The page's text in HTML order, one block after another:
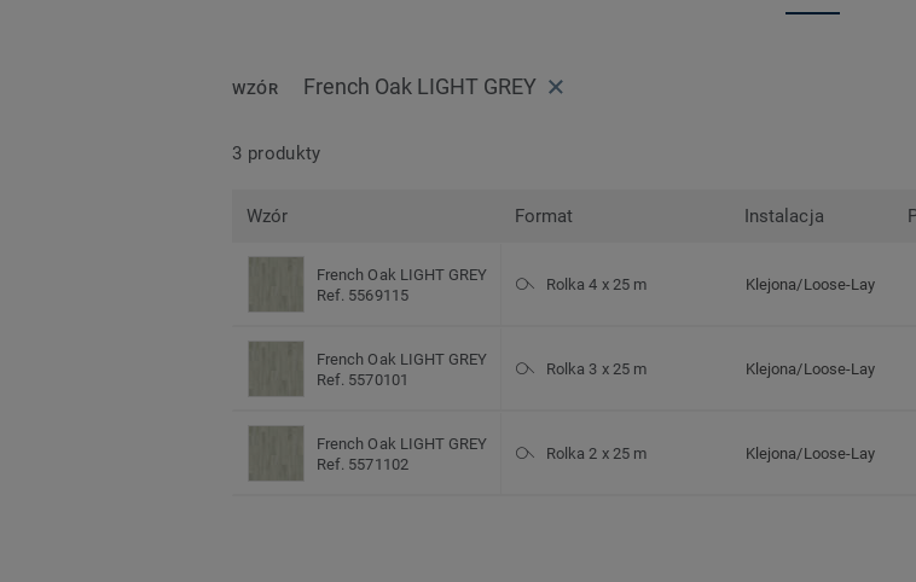
WZÓR French Oak LIGHT GREY
3 produkty
Wzór Format Instalacja
French Oak LIGHT GREY
Ref. 5569115
Rolka 4 x 25 m Klejona/Loose-Lay
French Oak LIGHT GREY
Ref. 5570101
Rolka 3 x 25 m Klejona/Loose-Lay
French Oak LIGHT GREY
Ref. 5571102
Rolka 2 x 25 m Klejona/Loose-Lay